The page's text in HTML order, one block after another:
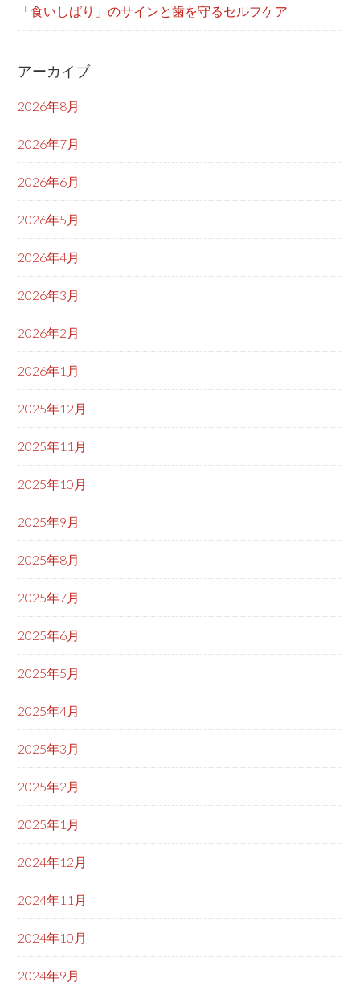
「食いしばり」のサインと歯を守るセルフケア
アーカイブ
2026年8月
2026年7月
2026年6月
2026年5月
2026年4月
2026年3月
2026年2月
2026年1月
2025年12月
2025年11月
2025年10月
2025年9月
2025年8月
2025年7月
2025年6月
2025年5月
2025年4月
2025年3月
2025年2月
2025年1月
2024年12月
2024年11月
2024年10月
2024年9月